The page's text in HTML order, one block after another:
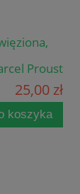
Proust
25,00 zł
koszyka